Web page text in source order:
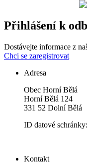
Přihlášení k
Dostávejte informace z
Chci se zaregistrovat
Adresa
Obec Horní Bělá
Horní Bělá 124
331 52 Dolní Bělá
ID datové schránky:
Kontakt